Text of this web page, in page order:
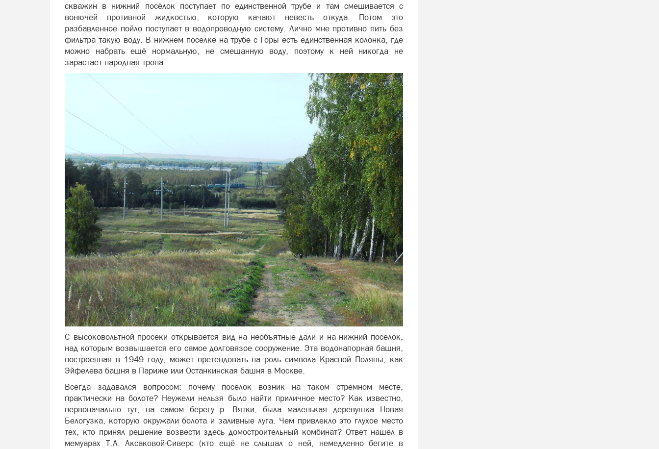
скважин в нижний посёлок поступает по единственной трубе и там смешивается с
вонючей противной жидкостью, которую качают невесть откуда. Потом это
разбавленное пойло поступает в водопроводную систему. Лично мне противно пить без
фильтра такую воду. В нижнем посёлке на трубе с Горы есть единственная колонка, где
можно набрать ещё нормальную, не смешанную воду, поэтому к ней никогда не
зарастает народная тропа.
С высоковольтной просеки открывается вид на необъятные дали и на нижний посёлок,
над которым возвышается его самое долговязое сооружение. Эта водонапорная башня,
построенная в 1949 году, может претендовать на роль символа Красной Поляны, как
Эйфелева башня в Париже или Останкинская башня в Москве.
Всегда задавался вопросом: почему посёлок возник на таком стрёмном месте,
практически на болоте? Неужели нельзя было найти приличное место? Как известно,
первоначально тут, на самом берегу р. Вятки, была маленькая деревушка Новая
Белогузка, которую окружали болота и заливные луга. Чем привлекло это глухое место
тех, кто принял решение возвести здесь домостроительный комбинат? Ответ нашёл в
мемуарах Т.А. Аксаковой-Сиверс (кто ещё не слышал о ней, немедленно бегите в